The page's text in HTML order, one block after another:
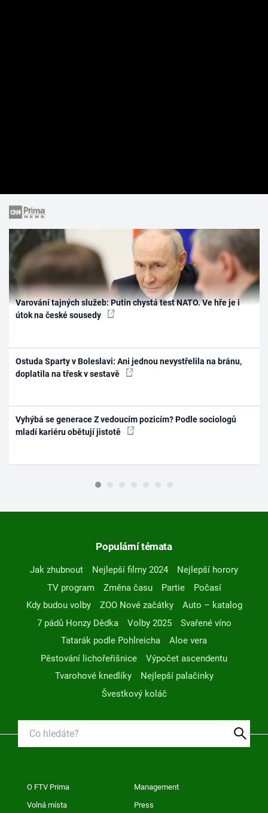
Varování tajných služeb: Putin chystá test NATO. Ve hře je i
útok na české sousedy
Ostuda Sparty v Boleslavi: Ani jednou nevystřelila na bránu,
doplatila na třesk v sestavě
Vyhýbá se generace Z vedoucím pozicím? Podle sociologů
mladí kariéru obětují jistotě
Populární témata
Jak zhubnout Nejlepší filmy 2024
Nejlepší horory
TV program
Změna času Partie
Počasí
Kdy budou volby
ZOO Nové začátky
Auto – katalog
7 pádů Honzy Dědka
Volby 2025
Svařené víno
Tatarák podle Pohlreicha
Aloe vera
Pěstování lichořeřišnice
Výpočet ascendentu
Tvarohové knedlíky
Nejlepší palačinky
Švestkový koláč
O FTV Prima Management
Volná místa Press